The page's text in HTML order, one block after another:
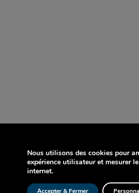
Nous utilisons des cookies pour
expérience utilisateur et mesurer
internet.
Accepter & Fermer